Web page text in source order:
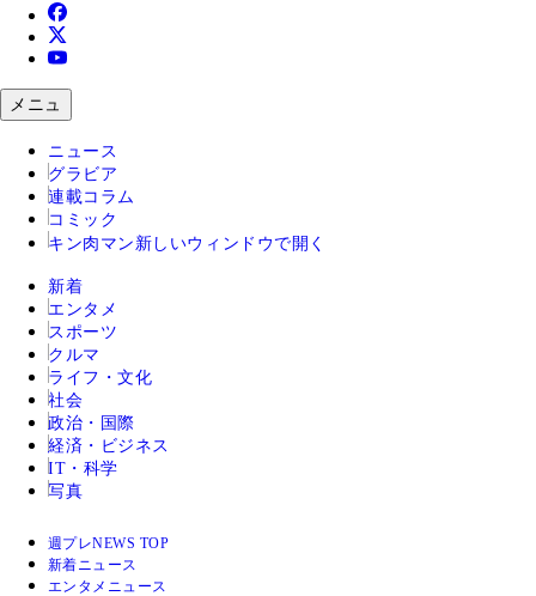
メニュ
ニュース
グラビア
連載コラム
コミック
キン肉マン 新しいウィンドウで開く
新着
エンタメ
スポーツ
クルマ
ライフ・文化
社会
政治・国際
経済・ビジネス
IT・科学
写真
週プレNEWS TOP
新着ニュース
エンタメニュース